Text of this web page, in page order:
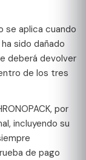
se aplica cuando
sido dañado
deberá devolver
de los tres
por
incluyendo su
de pago